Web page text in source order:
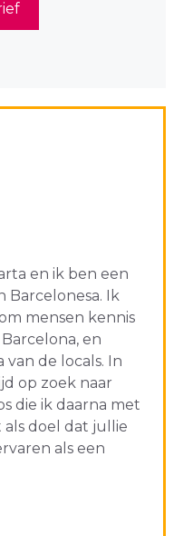
en ik ben een
Barcelonesa. Ik
mensen kennis
en
de locals. In
op zoek naar
die ik daarna met
doel dat jullie
als een